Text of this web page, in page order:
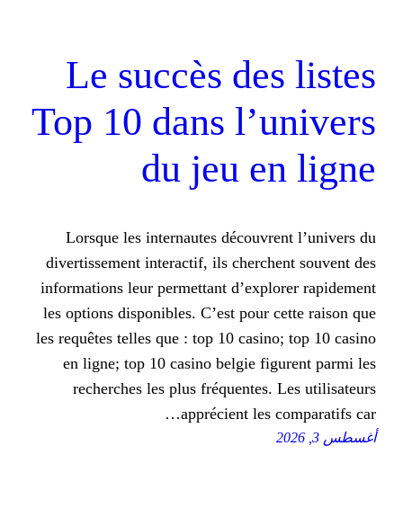
Le succès
Top 10 dans
du jeu
Lorsque les internautes
divertissement interactif, ils
informations leur permettant
les options disponibles. C’est
les requêtes telles que : top 10
en ligne; top 10 casino belgie
recherches les plus
apprécient